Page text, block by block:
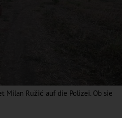
Milan Ružić auf die Polizei. Ob sie